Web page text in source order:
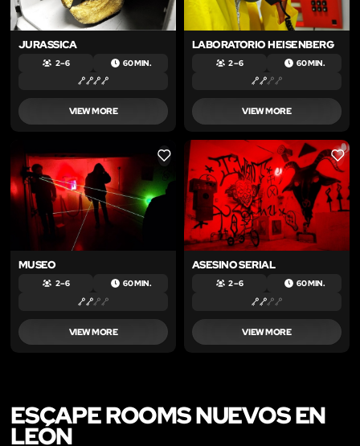
JURASSICA
2 – 6 60 MIN.
VIEW MORE
LABORATORIO HEISENBERG
2 – 6 60 MIN.
VIEW MORE
LIKE
MUSEO
2 – 6 60 MIN.
VIEW MORE
LIKE
ASESINO SERIAL
2 – 6 60 MIN.
VIEW MORE
ESCAPE ROOMS NUEVOS EN
LEÓN